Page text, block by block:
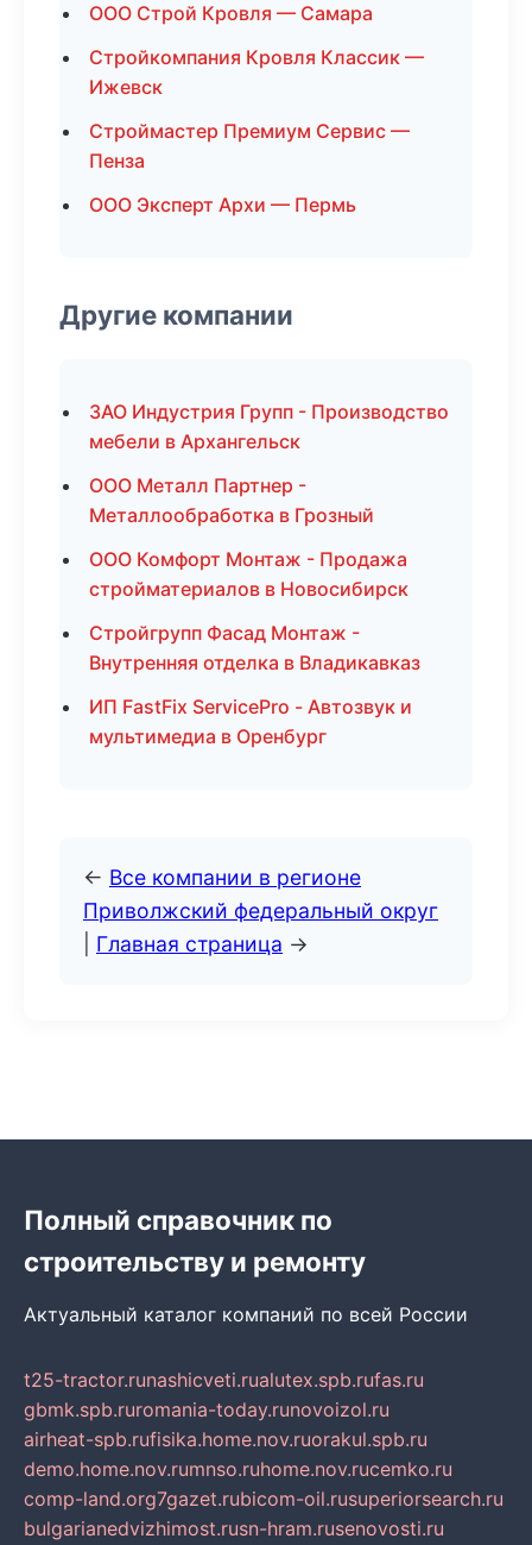
ООО Строй Кровля — Самара
Стройкомпания Кровля Классик —
Ижевск
Строймастер Премиум Сервис —
Пенза
ООО Эксперт Архи — Пермь
Другие компании
ЗАО Индустрия Групп - Производство
мебели в Архангельск
ООО Металл Партнер -
Металлообработка в Грозный
ООО Комфорт Монтаж - Продажа
стройматериалов в Новосибирск
Стройгрупп Фасад Монтаж -
Внутренняя отделка в Владикавказ
ИП FastFix ServicePro - Автозвук и
мультимедиа в Оренбург
← Все компании в регионе
Приволжский федеральный округ
Главная страница →
Полный справочник по
строительству и ремонту
Актуальный каталог компаний по всей России
t25-tractor.runashicveti.rualutex.spb.rufas.ru
gbmk.spb.ruromania-today.runovoizol.ru
airheat-spb.rufisika.home.nov.ruorakul.spb.ru
demo.home.nov.rumnso.ruhome.nov.rucemko.ru
comp-land.org7gazet.rubicom-oil.rusuperiorsearch.ru
bulgarianedvizhimost.rusn-hram.rusenovosti.ru